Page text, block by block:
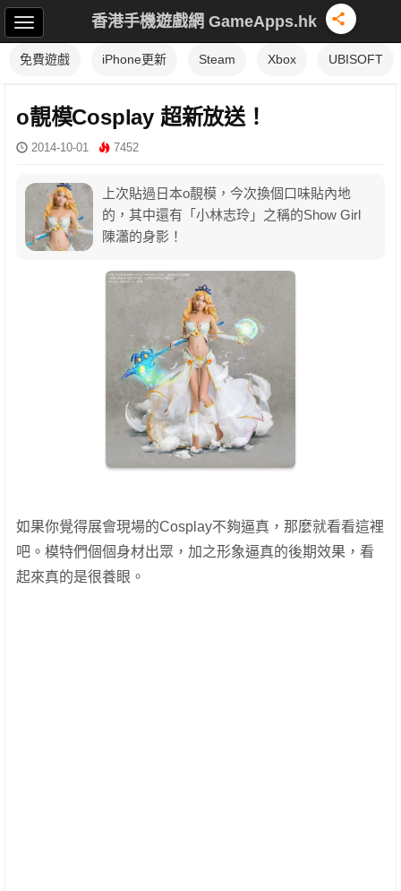
香港手機遊戲網 GameApps.hk
免費遊戲 iPhone更新 Steam Xbox UBISOFT
o靚模Cosplay 超新放送！
2014-10-01 7452
上次貼過日本o靚模，今次換個口味貼內地
的，其中還有「小林志玲」之稱的Show Girl
陳瀟的身影！
如果你覺得展會現場的Cosplay不夠逼真，那麼就看看這裡
吧。模特們個個身材出眾，加之形象逼真的後期效果，看
起來真的是很養眼。